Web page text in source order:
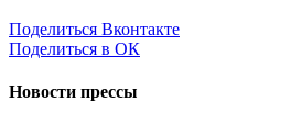
Поделиться Вконтакте
Поделиться в ОК
Новости прессы